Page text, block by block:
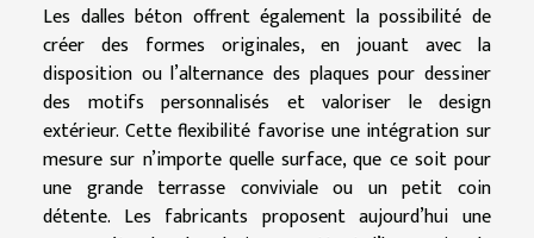
Les dalles béton offrent également la possibilité de
créer des formes originales, en jouant avec la
disposition ou l’alternance des plaques pour dessiner
des motifs personnalisés et valoriser le design
extérieur. Cette flexibilité favorise une intégration sur
mesure sur n’importe quelle surface, que ce soit pour
une grande terrasse conviviale ou un petit coin
détente. Les fabricants proposent aujourd’hui une